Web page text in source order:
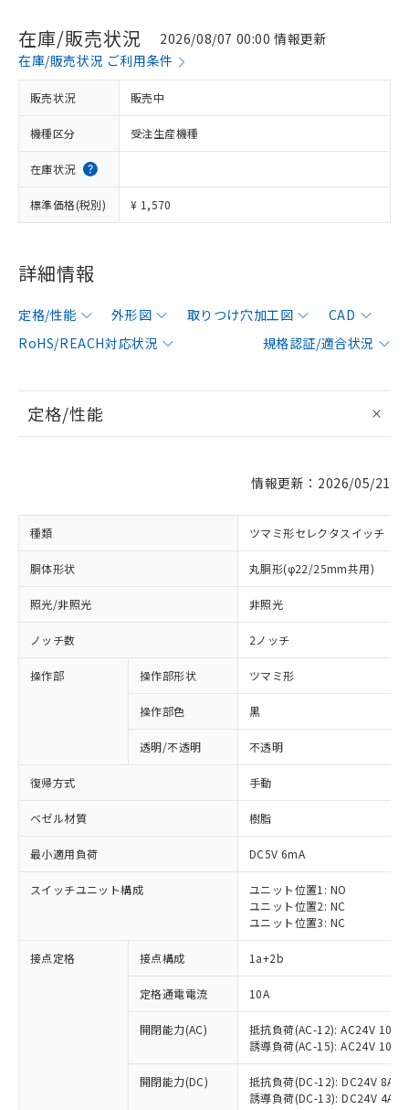
在庫/販売状況
2026/08/07 00:00 情報更新
在庫/販売状況 ご利用条件
販売状況 販売中
機種区分 受注生産機種
在庫状況
標準価格(税別) ¥ 1,570
詳細情報
定格/性能 外形図 取りつけ穴加工図
CAD
RoHS/REACH対応状況
規格認証/適合状況
定格/性能
情報更新：2026/05/21
種類 ツマミ形セレクタスイッチ
胴体形状 丸胴形(φ22/25mm共用)
照光/非照光 非照光
ノッチ数 2ノッチ
操作部 操作部形状 ツマミ形
操作部色 黒
透明/不透明 不透明
復帰方式 手動
ベゼル材質 樹脂
最小適用負荷 DC5V 6mA
スイッチユニット構成
ユニット位置1: NO
ユニット位置2: NC
ユニット位置3: NC
接点定格 接点構成 1a+2b
定格通電電流 10A
開閉能力(AC)
抵抗負荷(AC-12): AC24V 10A/
誘導負荷(AC-15): AC24V
開閉能力(DC)
抵抗負荷(DC-12): DC24V 8A/
誘導負荷(DC-13): DC24V 4A/
ご利用条件
対応済み：EU RoHS指令（10物質）の
非含有に対応した製品が提供可能な商品で
有に対応した製品に切り替える予定のある